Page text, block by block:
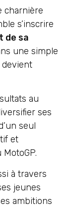
charnière
s’inscrire
de sa
une simple
au
ses
seul
et
à travers
jeunes
ambitions